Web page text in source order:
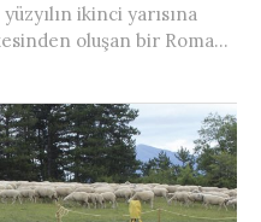
ikinci yarısına
oluşan bir Roma...